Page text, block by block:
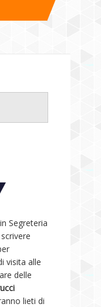
Segreteria
visita alle
delle
lieti di